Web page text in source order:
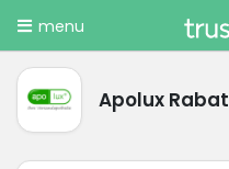
menu
Apolux